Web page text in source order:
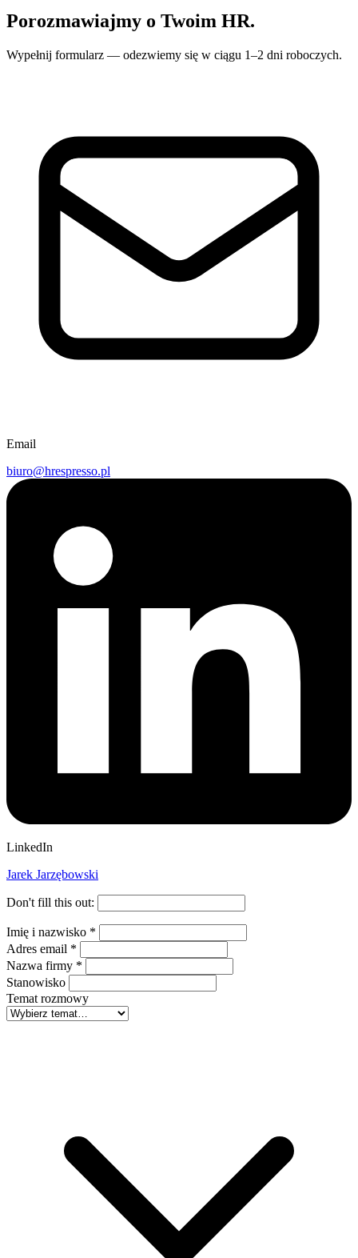
Porozmawiajmy o Twoim HR.
Wypełnij formularz — odezwiemy się w ciągu 1–2 dni roboczych.
Email
biuro@hrespresso.pl
LinkedIn
Jarek Jarzębowski
Don't fill this out:
Imię i nazwisko *
Adres email *
Nazwa firmy *
Stanowisko
Temat rozmowy